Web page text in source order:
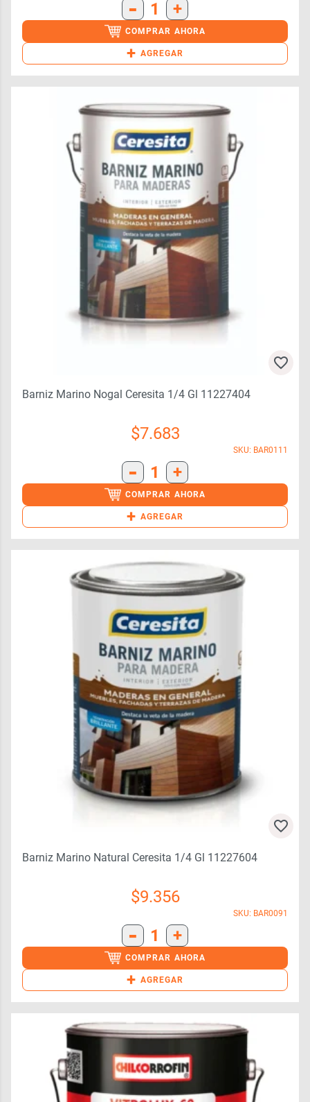
- 1 +
COMPRAR AHORA
+ AGREGAR
Barniz Marino Nogal Ceresita 1/4 Gl 11227404
$7.683
SKU: BAR0111
- 1 +
COMPRAR AHORA
+ AGREGAR
Barniz Marino Natural Ceresita 1/4 Gl 11227604
$9.356
SKU: BAR0091
- 1 +
COMPRAR AHORA
+ AGREGAR